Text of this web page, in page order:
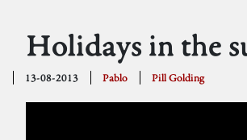
Holidays in the
13-08-2013 Pablo Pill Golding